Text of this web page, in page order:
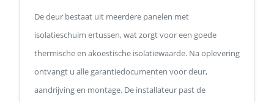
De deur bestaat uit meerdere panelen met
isolatieschuim ertussen, wat zorgt voor een goede
thermische en akoestische isolatiewaarde. Na oplevering
ontvangt u alle garantiedocumenten voor deur,
aandrijving en montage. De installateur past de